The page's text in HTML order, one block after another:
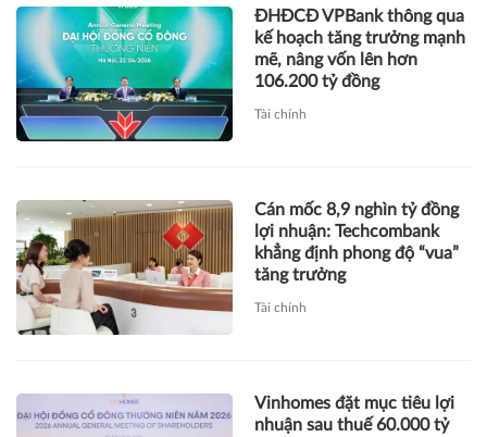
ĐHĐCĐ VPBank thông qua
kế hoạch tăng trưởng mạnh
mẽ, nâng vốn lên hơn
106.200 tỷ đồng
Tài chính
Cán mốc 8,9 nghìn tỷ đồng
lợi nhuận: Techcombank
khẳng định phong độ “vua”
tăng trưởng
Tài chính
Vinhomes đặt mục tiêu lợi
nhuận sau thuế 60.000 tỷ